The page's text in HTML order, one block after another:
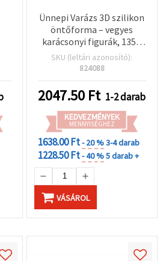
Ünnepi Varázs 3D szilikon
öntőforma – vegyes
karácsonyi figurák, 135 x
113 x 15 mm, rugalmas,
többször használható
gipszhez és polimer
gyurmához, DIY
dekorációkhoz és
díszkészítéshez
SKU (leltári azonosító):
824088
2047.50 Ft 1-2 darab
KEDVEZMÉNYEK
MENNYISÉGHEZ
1638.00 Ft- 20 %3-4 darab
1228.50 Ft- 40 %5 darab +
VÁSÁROL